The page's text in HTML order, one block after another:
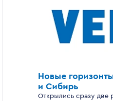
Новые
и Сибирь
Открылись сразу две